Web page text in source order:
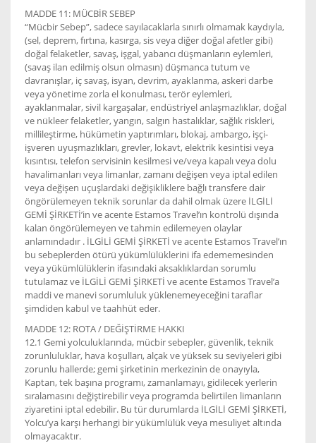
MADDE 11: MÜCBİR SEBEP
“Mücbir Sebep”, sadece sayılacaklarla sınırlı olmamak kaydıyla,
(sel, deprem, fırtına, kasırga, sis veya diğer doğal afetler gibi)
doğal felaketler, savaş, işgal, yabancı düşmanların eylemleri,
(savaş ilan edilmiş olsun olmasın) düşmanca tutum ve
davranışlar, iç savaş, isyan, devrim, ayaklanma, askeri darbe
veya yönetime zorla el konulması, terör eylemleri,
ayaklanmalar, sivil kargaşalar, endüstriyel anlaşmazlıklar, doğal
ve nükleer felaketler, yangın, salgın hastalıklar, sağlık riskleri,
millileştirme, hükümetin yaptırımları, blokaj, ambargo, işçi-
işveren uyuşmazlıkları, grevler, lokavt, elektrik kesintisi veya
kısıntısı, telefon servisinin kesilmesi ve/veya kapalı veya dolu
havalimanları veya limanlar, zamanı değişen veya iptal edilen
veya değişen uçuşlardaki değişikliklere bağlı transfere dair
öngörülemeyen teknik sorunlar da dahil olmak üzere İLGİLİ
GEMİ ŞİRKETİ’in ve acente Estamos Travel’ın kontrolü dışında
kalan öngörülemeyen ve tahmin edilemeyen olaylar
anlamındadır . İLGİLİ GEMİ ŞİRKETİ ve acente Estamos Travel’ın
bu sebeplerden ötürü yükümlülüklerini ifa edememesinden
veya yükümlülüklerin ifasındaki aksaklıklardan sorumlu
tutulamaz ve İLGİLİ GEMİ ŞİRKETİ ve acente Estamos Travel’a
maddi ve manevi sorumluluk yüklenemeyeceğini taraflar
şimdiden kabul ve taahhüt eder.
MADDE 12: ROTA / DEĞİŞTİRME HAKKI
12.1 Gemi yolculuklarında, mücbir sebepler, güvenlik, teknik
zorunluluklar, hava koşulları, alçak ve yüksek su seviyeleri gibi
zorunlu hallerde; gemi şirketinin merkezinin de onayıyla,
Kaptan, tek başına programı, zamanlamayı, gidilecek yerlerin
sıralamasını değiştirebilir veya programda belirtilen limanların
ziyaretini iptal edebilir. Bu tür durumlarda İLGİLİ GEMİ ŞİRKETİ,
Yolcu’ya karşı herhangi bir yükümlülük veya mesuliyet altında
olmayacaktır.